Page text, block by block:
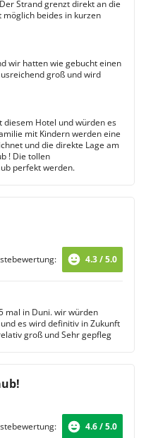
Strand grenzt direkt an die
beides in kurzen
wir hatten wie gebucht einen
groß und wird
Hotel und würden es
mit Kindern werden eine
und die direkte Lage am
! Die tollen
perfekt werden.
4.3 / 5.0
mal in Duni. wir würden
es wird definitiv in Zukunft
groß und Sehr gepfleg
4.6 / 5.0